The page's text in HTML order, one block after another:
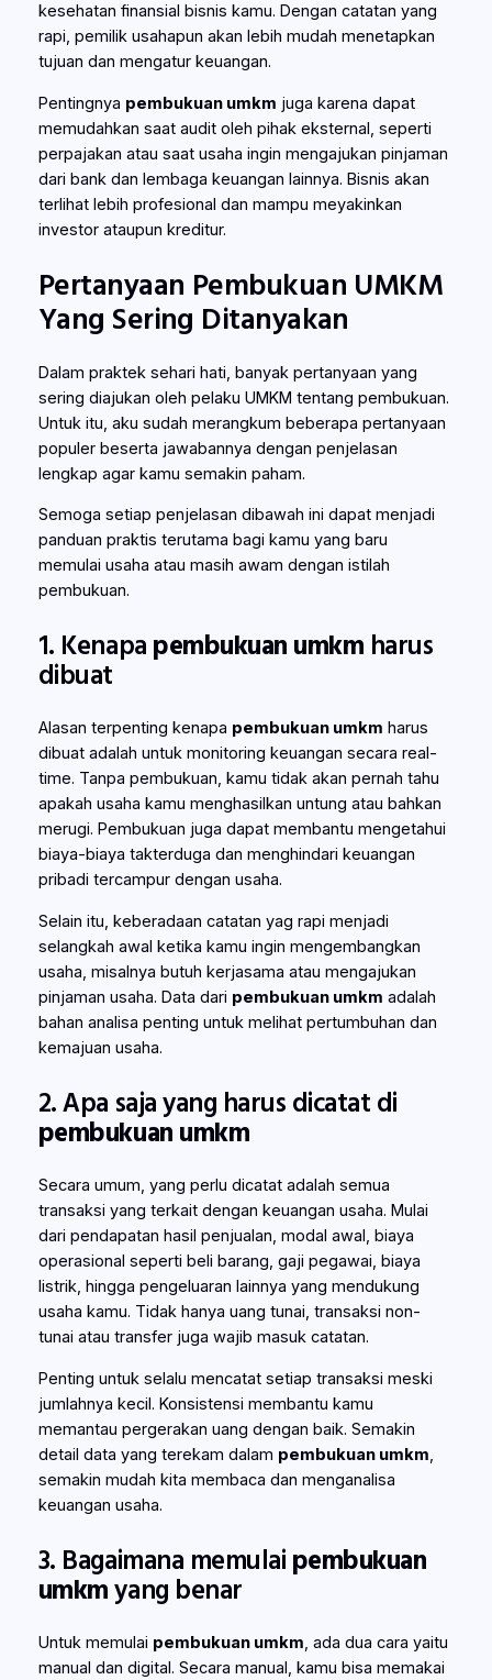
kesehatan finansial bisnis kamu. Dengan catatan yang
rapi, pemilik usahapun akan lebih mudah menetapkan
tujuan dan mengatur keuangan.
Pentingnya pembukuan umkm juga karena dapat
memudahkan saat audit oleh pihak eksternal, seperti
perpajakan atau saat usaha ingin mengajukan pinjaman
dari bank dan lembaga keuangan lainnya. Bisnis akan
terlihat lebih profesional dan mampu meyakinkan
investor ataupun kreditur.
Pertanyaan Pembukuan UMKM
Yang Sering Ditanyakan
Dalam praktek sehari hati, banyak pertanyaan yang
sering diajukan oleh pelaku UMKM tentang pembukuan.
Untuk itu, aku sudah merangkum beberapa pertanyaan
populer beserta jawabannya dengan penjelasan
lengkap agar kamu semakin paham.
Semoga setiap penjelasan dibawah ini dapat menjadi
panduan praktis terutama bagi kamu yang baru
memulai usaha atau masih awam dengan istilah
pembukuan.
1. Kenapa pembukuan umkm harus
dibuat
Alasan terpenting kenapa pembukuan umkm harus
dibuat adalah untuk monitoring keuangan secara real-
time. Tanpa pembukuan, kamu tidak akan pernah tahu
apakah usaha kamu menghasilkan untung atau bahkan
merugi. Pembukuan juga dapat membantu mengetahui
biaya-biaya takterduga dan menghindari keuangan
pribadi tercampur dengan usaha.
Selain itu, keberadaan catatan yag rapi menjadi
selangkah awal ketika kamu ingin mengembangkan
usaha, misalnya butuh kerjasama atau mengajukan
pinjaman usaha. Data dari pembukuan umkm adalah
bahan analisa penting untuk melihat pertumbuhan dan
kemajuan usaha.
2. Apa saja yang harus dicatat di
pembukuan umkm
Secara umum, yang perlu dicatat adalah semua
transaksi yang terkait dengan keuangan usaha. Mulai
dari pendapatan hasil penjualan, modal awal, biaya
operasional seperti beli barang, gaji pegawai, biaya
listrik, hingga pengeluaran lainnya yang mendukung
usaha kamu. Tidak hanya uang tunai, transaksi non-
tunai atau transfer juga wajib masuk catatan.
Penting untuk selalu mencatat setiap transaksi meski
jumlahnya kecil. Konsistensi membantu kamu
memantau pergerakan uang dengan baik. Semakin
detail data yang terekam dalam pembukuan umkm,
semakin mudah kita membaca dan menganalisa
keuangan usaha.
3. Bagaimana memulai pembukuan
umkm yang benar
Untuk memulai pembukuan umkm, ada dua cara yaitu
manual dan digital. Secara manual, kamu bisa memakai